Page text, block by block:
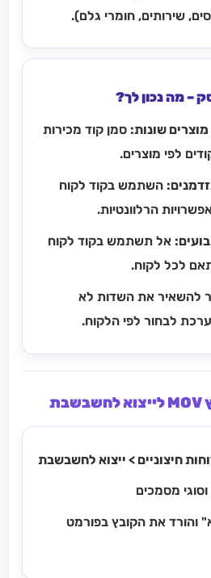
שירותים, חומרי גלם).
– מה נכון לך?
שונות: סמן קוד מכירות
לפי מוצרים.
השתמש בקוד לקוח
הרלוונטיות.
אל תשתמש בקוד לקוח
לכל לקוח.
להשאיר את השדות לא
לבחור לפי הלקוח.
חיצוניים > ייצוא לחשבשבת
מסמכים
והורד את הקובץ בפורמט